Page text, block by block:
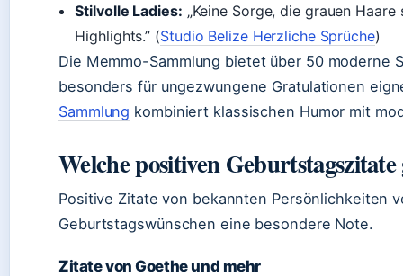
Stilvolle Ladies: „Keine Sorge, die grauen
Highlights.” (Studio Belize Herzliche Sprüche)
Die Memmo-Sammlung bietet über 50 moderne
besonders für ungezwungene Gratulationen
Sammlung kombiniert klassischen Humor mit
Welche positiven Geburtstagszitate
Positive Zitate von bekannten Persönlichkeiten
Geburtstagswünschen eine besondere Note.
Zitate von Goethe und mehr